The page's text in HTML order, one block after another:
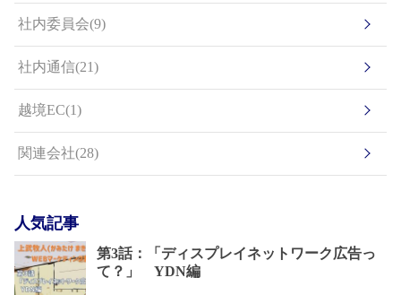
社内委員会(9)
社内通信(21)
越境EC(1)
関連会社(28)
人気記事
第3話：「ディスプレイネットワーク広告っ
て？」 YDN編